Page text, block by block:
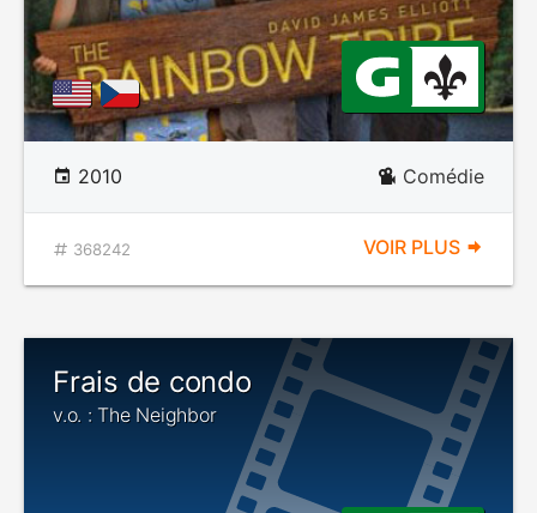
2010 Comédie
368242 VOIR PLUS
Frais de condo
v.o. : The Neighbor